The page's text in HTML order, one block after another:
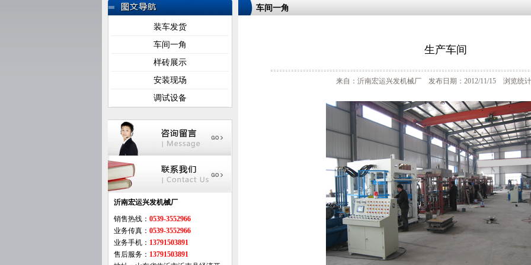
装车发货
车间一角
样砖展示
安装现场
调试设备
沂南宏运兴发机械厂
销售热线： 0539-3552966
业务传真： 0539-3552966
业务手机： 13791503891
售后服务： 13791503891
车间一角
生产车间
来自：沂南宏运兴发机械厂 发布日期：2012/11/15 浏览统